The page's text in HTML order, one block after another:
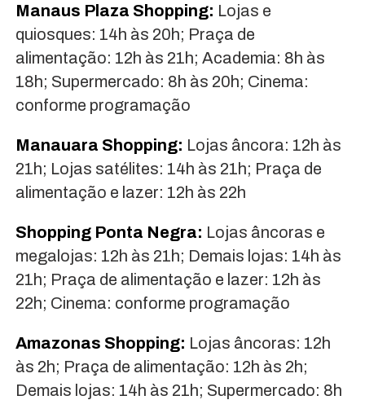
Manaus Plaza Shopping: Lojas e
quiosques: 14h às 20h; Praça de
alimentação: 12h às 21h; Academia: 8h às
18h; Supermercado: 8h às 20h; Cinema:
conforme programação
Manauara Shopping: Lojas âncora: 12h às
21h; Lojas satélites: 14h às 21h; Praça de
alimentação e lazer: 12h às 22h
Shopping Ponta Negra: Lojas âncoras e
megalojas: 12h às 21h; Demais lojas: 14h às
21h; Praça de alimentação e lazer: 12h às
22h; Cinema: conforme programação
Amazonas Shopping: Lojas âncoras: 12h
às 2h; Praça de alimentação: 12h às 2h;
Demais lojas: 14h às 21h; Supermercado: 8h